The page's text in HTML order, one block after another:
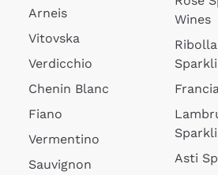
Arneis
Vitovska
Verdicchio
Chenin Blanc
Fiano
Vermentino
Sauvignon
Wines
Asti